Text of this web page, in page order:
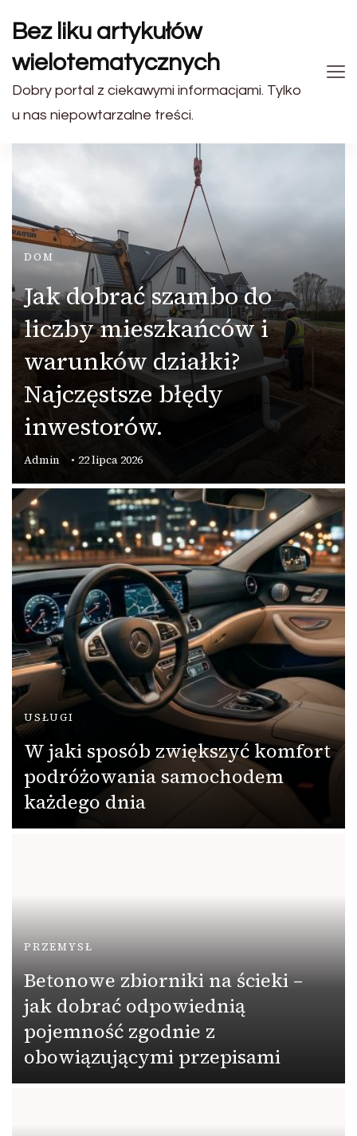
Bez liku artykułów
wielotematycznych
Dobry portal z ciekawymi informacjami. Tylko
u nas niepowtarzalne treści.
DOM
Jak dobrać szambo do
liczby mieszkańców i
warunków działki?
Najczęstsze błędy
inwestorów.
Admin 22 lipca 2026
USŁUGI
W jaki sposób zwiększyć komfort
podróżowania samochodem
każdego dnia
PRZEMYSŁ
Betonowe zbiorniki na ścieki –
jak dobrać odpowiednią
pojemność zgodnie z
obowiązującymi przepisami